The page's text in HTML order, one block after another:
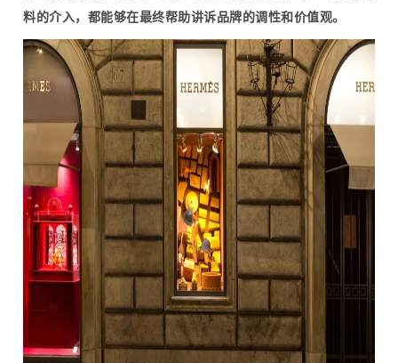
料的介入，都能够在最终帮助讲诉品牌的调性和价值观。